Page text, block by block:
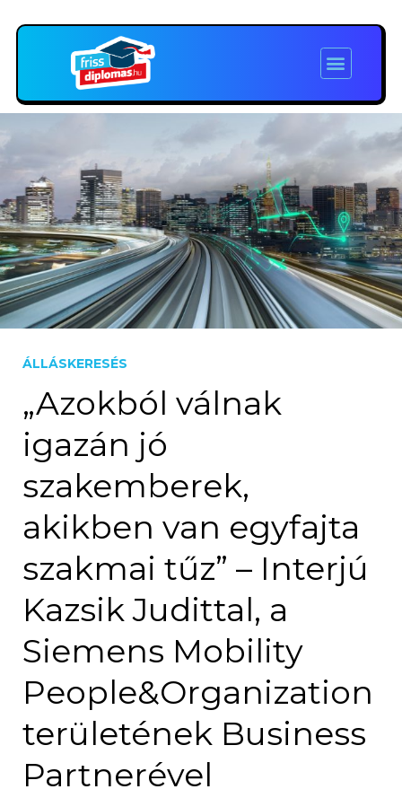
ÁLLÁSKERESÉS
„Azokból válnak
igazán jó
szakemberek,
akikben van egyfajta
szakmai tűz” – Interjú
Kazsik Judittal, a
Siemens Mobility
People&Organization
területének Business
Partnerével